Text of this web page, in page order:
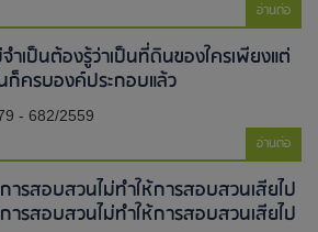
อ่านต่อ
เป็นต้องรู้ว่าเป็นที่ดินของใครเพียงแต่
ครบองค์ประกอบแล้ว
- 682/2559
อ่านต่อ
รสอบสวนไม่ทำให้การสอบสวนเสียไป​
รสอบสวนไม่ทำให้การสอบสวนเสียไป​